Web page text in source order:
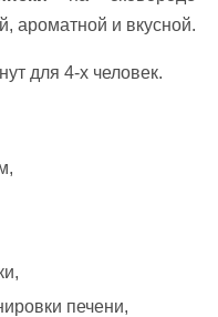
ароматной и вкусной.
для 4-х человек.
печени,